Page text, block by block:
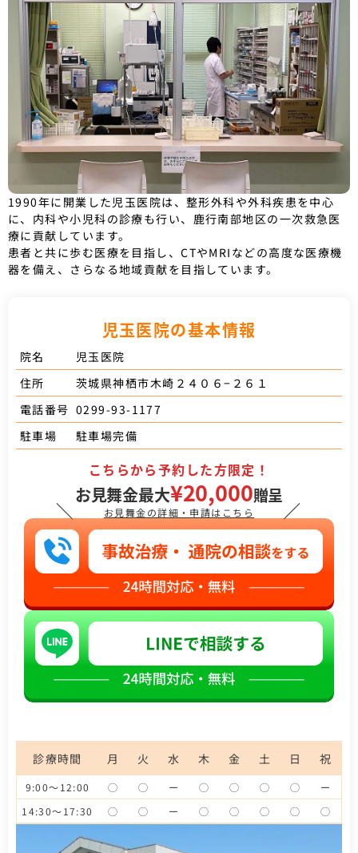
1990年に開業した児玉医院は、整形外科や外科疾患を中心
に、内科や小児科の診療も行い、鹿行南部地区の一次救急医
療に貢献しています。
患者と共に歩む医療を目指し、CTやMRIなどの高度な医療機
器を備え、さらなる地域貢献を目指しています。
児玉医院の基本情報
院名
児玉医院
住所
茨城県神栖市木崎２４０６−２６１
電話番号 0299-93-1177
駐車場
駐車場完備
＼
こちらから予約した方限定！
お見舞金最大¥20,000贈呈
お見舞金の詳細・申請はこちら ／
診療時間 月 火 水 木 金 土 日 祝
9:00～12:00 ◯ ◯ ー ◯ ◯ ◯ ◯
ー
14:30～17:30
◯ ◯ ー ◯ ◯ ◯ ◯ ◯